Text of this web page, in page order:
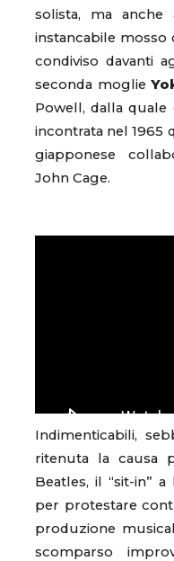
solista, ma anche
instancabile mosso
condiviso davanti
seconda moglie
Powell, dalla
incontrata nel 1965
giapponese
John Cage.
Indimenticabili,
ritenuta la causa
Beatles, il “sit-in”
per protestare
produzione
scomparso